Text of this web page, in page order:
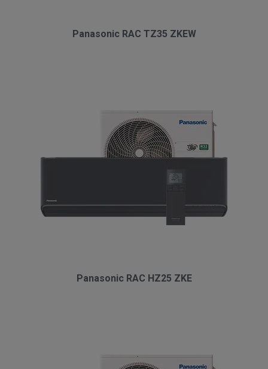
Panasonic RAC TZ35 ZKEW
Panasonic RAC HZ25 ZKE